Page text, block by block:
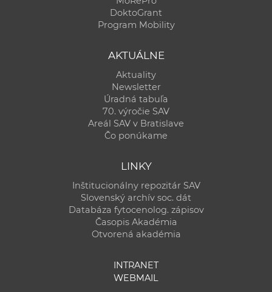
DoktoGrant
Program Mobility
AKTUÁLNE
Aktuality
Newsletter
Úradná tabuľa
70. výročie SAV
Areál SAV v Bratislave
Čo ponúkame
LINKY
Inštitucionálny repozitár SAV
Slovenský archív soc. dát
Databáza fytocenolog. zápisov
Časopis Akadémia
Otvorená akadémia
INTRANET
WEBMAIL